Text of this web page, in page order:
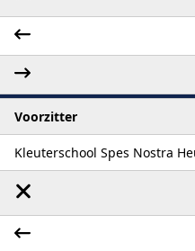
Voorzitter
Kleuterschool Spes Nostra